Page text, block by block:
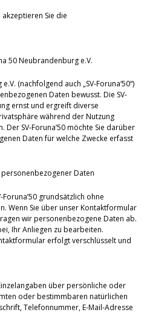
Sie die
50 Neubrandenburg e.V.
(nachfolgend auch „SV-Foruna‘50“)
Daten bewusst. Die SV-
ernst und ergreift diverse
während der Nutzung
SV-Foruna’50 möchte Sie darüber
Daten für welche Zwecke erfasst
Daten
grundsätzlich ohne
Wenn Sie über unser Kontaktformular
wir personenbezogene Daten ab.
Ihr Anliegen zu bearbeiten.
erfolgt verschlüsselt und
über persönliche oder
oder bestimmbaren natürlichen
Telefonnummer, E-Mail-Adresse